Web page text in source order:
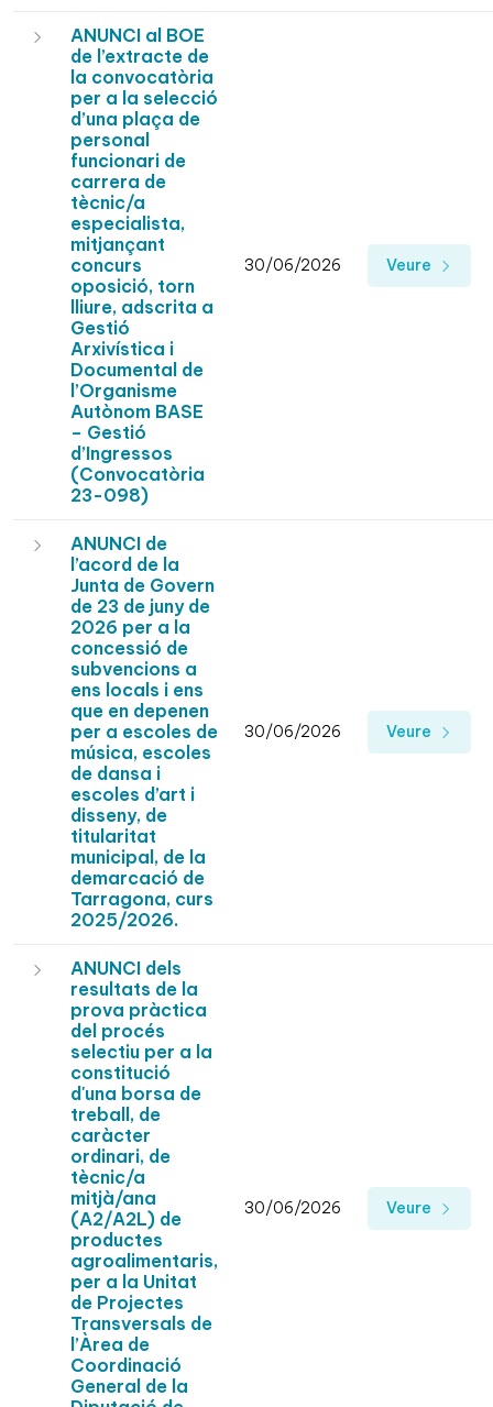
ANUNCI al BOE
de l’extracte de
la convocatòria
per a la selecció
d’una plaça de
personal
funcionari de
carrera de
tècnic/a
especialista,
mitjançant
concurs
oposició, torn
lliure, adscrita a
Gestió
Arxivística i
Documental de
l’Organisme
Autònom BASE
– Gestió
d’Ingressos
(Convocatòria
23-098)
30/06/2026 Veure
ANUNCI de
l’acord de la
Junta de Govern
de 23 de juny de
2026 per a la
concessió de
subvencions a
ens locals i ens
que en depenen
per a escoles de
música, escoles
de dansa i
escoles d’art i
disseny, de
titularitat
municipal, de la
demarcació de
Tarragona, curs
2025/2026.
30/06/2026 Veure
ANUNCI dels
resultats de la
prova pràctica
del procés
selectiu per a la
constitució
d'una borsa de
treball, de
caràcter
ordinari, de
tècnic/a
mitjà/ana
(A2/A2L) de
productes
agroalimentaris,
per a la Unitat
de Projectes
Transversals de
l’Àrea de
Coordinació
General de la
30/06/2026 Veure